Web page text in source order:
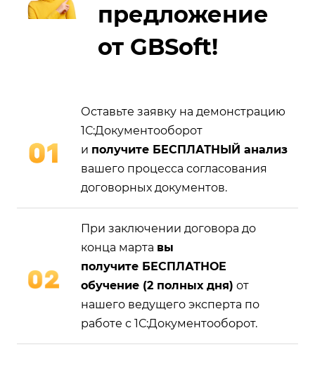
предложение
от GBSoft!
Оставьте заявку на демонстрацию
1С:Документооборот
и получите БЕСПЛАТНЫЙ анализ
вашего процесса согласования
договорных документов.
При заключении договора до
конца марта вы
получите БЕСПЛАТНОЕ
обучение (2 полных дня) от
нашего ведущего эксперта по
работе с 1С:Документооборот.